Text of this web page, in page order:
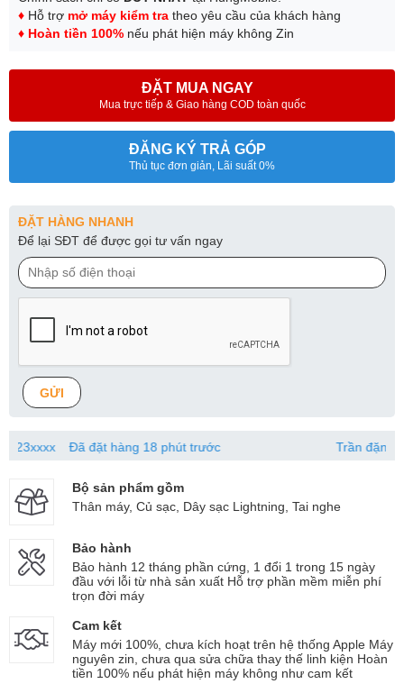
♦ Hỗ trợ mở máy kiểm tra theo yêu cầu của khách hàng
♦ Hoàn tiền 100% nếu phát hiện máy không Zin
ĐẶT MUA NGAY
Mua trực tiếp & Giao hàng COD toàn quốc
ĐĂNG KÝ TRẢ GÓP
Thủ tục đơn giản, Lãi suất 0%
ĐẶT HÀNG NHANH
Để lại SĐT để được gọi tư vấn ngay
GỬI
Đã đặt hàng 18 phút trước Trần đặng duy mạnh
Bộ sản phẩm gồm
Thân máy, Củ sạc, Dây sạc Lightning, Tai nghe
Bảo hành
Bảo hành 12 tháng phần cứng, 1 đổi 1 trong 15 ngày
đầu với lỗi từ nhà sản xuất Hỗ trợ phần mềm miễn phí
trọn đời máy
Cam kết
Máy mới 100%, chưa kích hoạt trên hệ thống Apple Máy
nguyên zin, chưa qua sửa chữa thay thế linh kiện Hoàn
tiền 100% nếu phát hiện máy không như cam kết